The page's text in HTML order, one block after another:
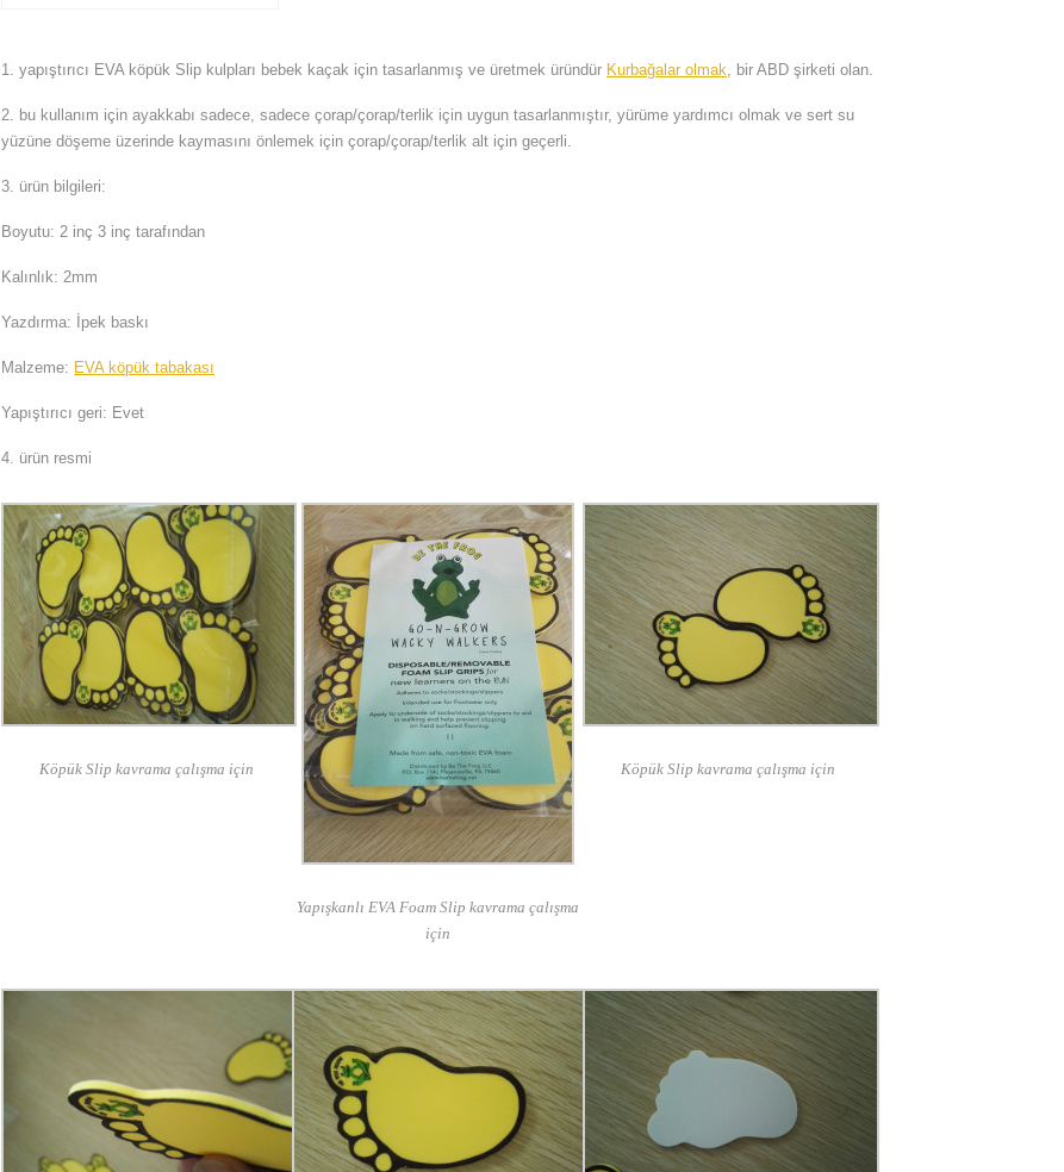
1. yapıştırıcı EVA köpük Slip kulpları bebek kaçak için tasarlanmış ve üretmek üründür Kurbağalar olmak, bir ABD şirketi olan.
2. bu kullanım için ayakkabı sadece, sadece çorap/çorap/terlik için uygun tasarlanmıştır, yürüme yardımcı olmak ve sert su
yüzüne döşeme üzerinde kaymasını önlemek için çorap/çorap/terlik alt için geçerli.
3. ürün bilgileri:
Boyutu: 2 inç 3 inç tarafından
Kalınlık: 2mm
Yazdırma: İpek baskı
Malzeme: EVA köpük tabakası
Yapıştırıcı geri: Evet
4. ürün resmi
Köpük Slip kavrama çalışma için
Yapışkanlı EVA Foam Slip kavrama çalışma
için
Köpük Slip kavrama çalışma için